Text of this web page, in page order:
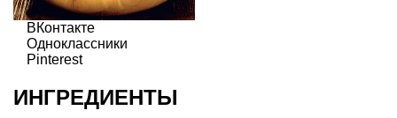
ВКонтакте
Одноклассники
Pinterest
ИНГРЕДИЕНТЫ